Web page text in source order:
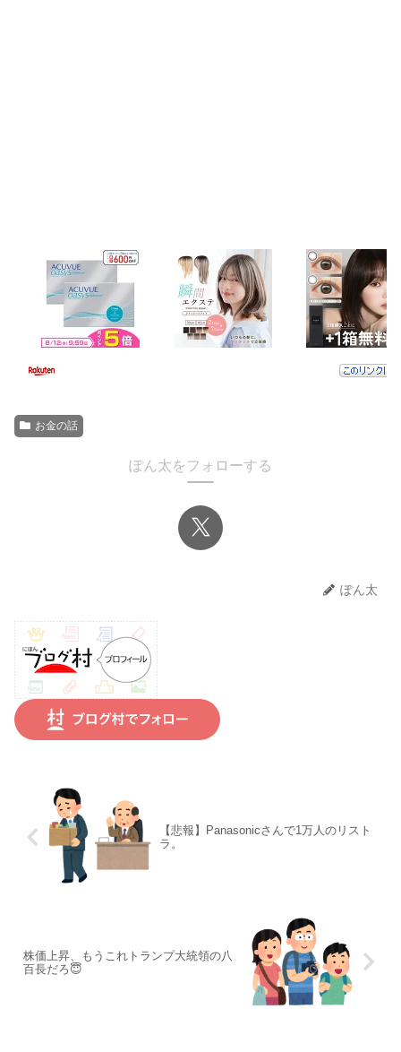
お金の話
ぽん太をフォローする
ぽん太
【悲報】Panasonicさんで1万人のリスト
ラ。
株価上昇、もうこれトランプ大統領の八
百長だろ😇